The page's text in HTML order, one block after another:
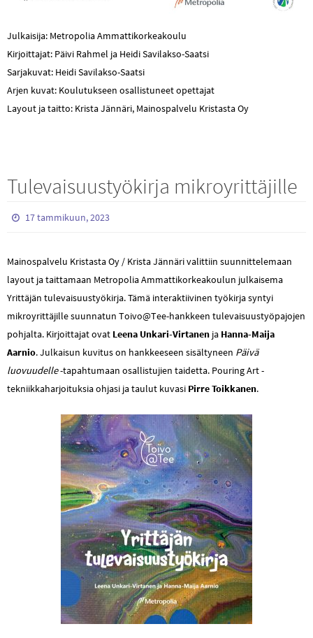
Julkaisija: Metropolia Ammattikorkeakoulu
Kirjoittajat: Päivi Rahmel ja Heidi Savilakso-Saatsi
Sarjakuvat: Heidi Savilakso-Saatsi
Arjen kuvat: Koulutukseen osallistuneet opettajat
Layout ja taitto: Krista Jännäri, Mainospalvelu Kristasta Oy
Tulevaisuustyökirja mikroyrittäjille
17 tammikuun, 2023
Mainospalvelu Kristasta Oy / Krista Jännäri valittiin suunnittelemaan
layout ja taittamaan Metropolia Ammattikorkeakoulun julkaisema
Yrittäjän tulevaisuustyökirja. Tämä interaktiivinen työkirja syntyi
mikroyrittäjille suunnatun Toivo@Tee-hankkeen tulevaisuustyöpajojen
pohjalta. Kirjoittajat ovat Leena Unkari-Virtanen ja Hanna-Maija
Aarnio. Julkaisun kuvitus on hankkeeseen sisältyneen Päivä
luovuudelle-tapahtumaan osallistujien taidetta. Pouring Art -
tekniikkaharjoituksia ohjasi ja taulut kuvasi Pirre Toikkanen.